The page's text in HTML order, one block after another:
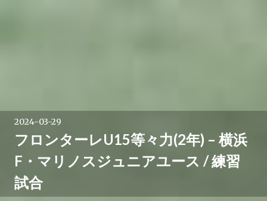
2024-03-29
フロンターレU15等々力(2年) – 横浜
F・マリノスジュニアユース / 練習
試合